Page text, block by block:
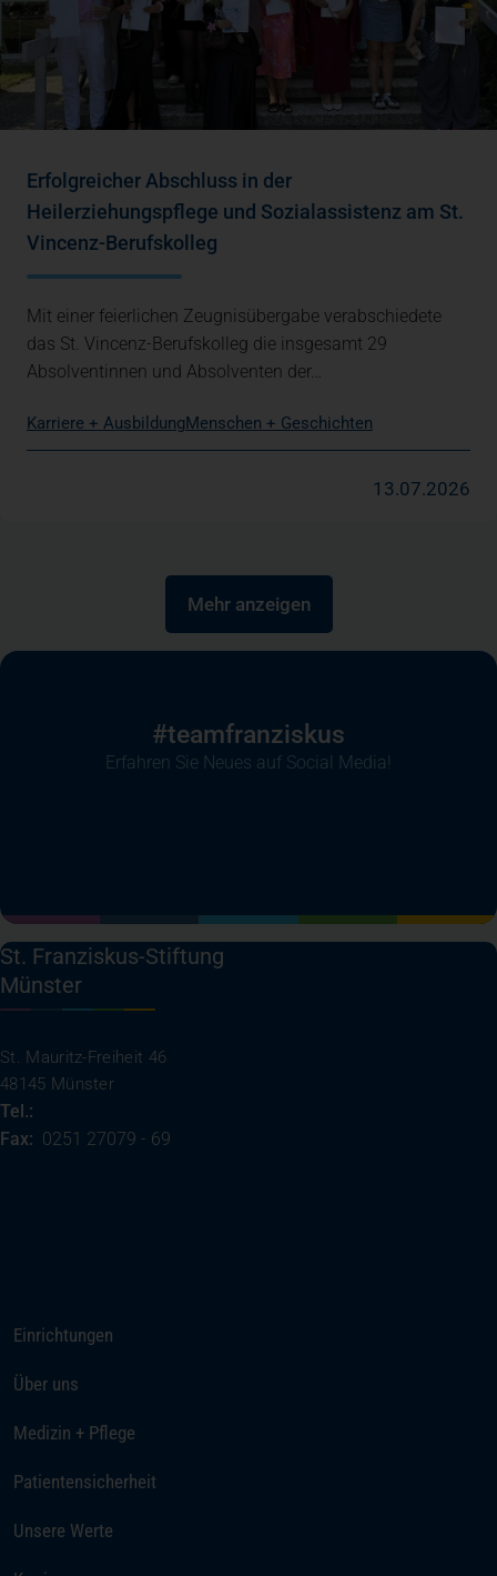
Erfolgreicher Abschluss in der
Heilerziehungspflege und Sozialassistenz am St.
Vincenz-Berufskolleg
Mit einer feierlichen Zeugnisübergabe verabschiedete
das St. Vincenz-Berufskolleg die insgesamt 29
Absolventinnen und Absolventen der…
Karriere + AusbildungMenschen + Geschichten
13.07.2026
Mehr anzeigen
#teamfranziskus
Erfahren Sie Neues auf Social Media!
St. Franziskus-Stiftung
Münster
St. Mauritz-Freiheit 46
48145 Münster
Tel.:
Fax: 0251 27079 - 69
Einrichtungen
Über uns
Medizin + Pflege
Patientensicherheit
Unsere Werte